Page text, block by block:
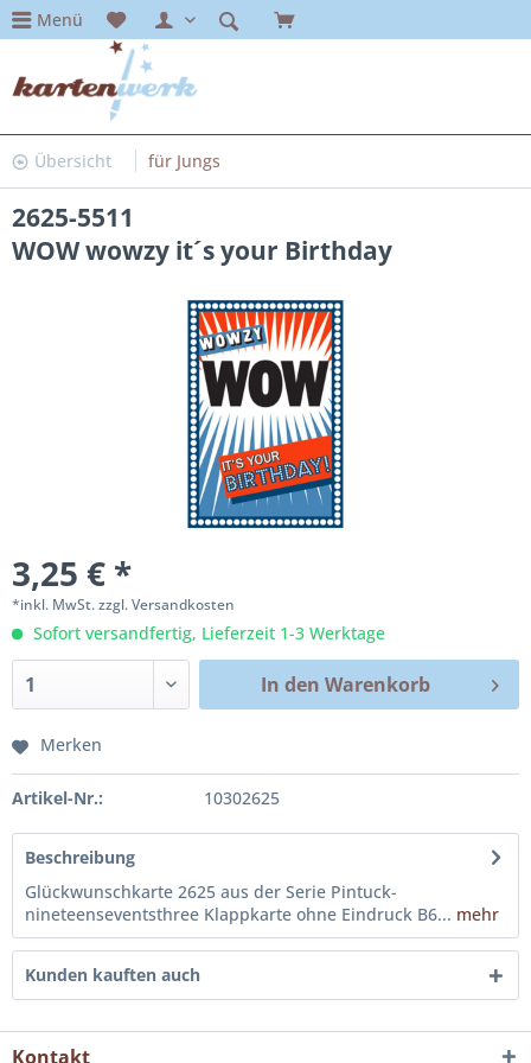
Menü
Übersicht für Jungs
2625-5511
WOW wowzy it´s your Birthday
3,25 € *
*inkl. MwSt.zzgl. Versandkosten
Sofort versandfertig, Lieferzeit 1-3 Werktage
In den Warenkorb
Merken
Artikel-Nr.: 10302625
Beschreibung
Glückwunschkarte 2625 aus der Serie Pintuck-
nineteenseventsthree Klappkarte ohne Eindruck B6... mehr
Kunden kauften auch
Kontakt